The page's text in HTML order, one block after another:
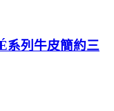
系列牛皮簡約三